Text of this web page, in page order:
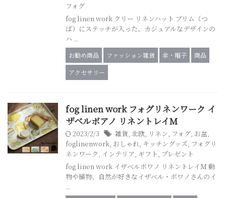
フォグ
fog linen work クリー リネンハット ブリム（つ
ば）にステッチが入った、カジュアルなデザインの
ハ ...
お勧め商品 ファッション雑貨 傘・帽子
商品
アクセサリー
fog linen work フォグリネンワーク イ
ザベルボアノ リネントレイM
2023/2/3 雑貨, 北欧, リネン, フォグ, お盆,
foglinenwork, おしゃれ, キッチングッズ, フォグリ
ネンワーク, インテリア, ギフト, プレゼント
fog linen work イザベルボワノ リネントレイＭ 動
物や植物、自然が好きなイザベル・ボワノさんのイ
...